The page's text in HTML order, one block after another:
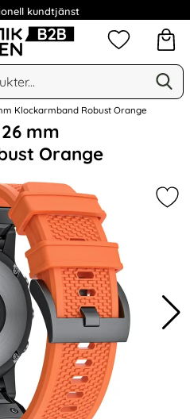
kundtjänst
Sök på Narse Group AB
Mina
Klockarmband Robust Orange
mm
Orange